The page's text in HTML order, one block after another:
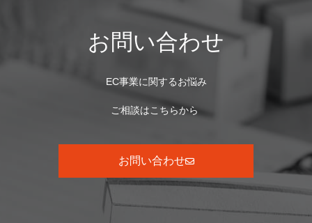
お問い合わせ
EC事業に関するお悩み
ご相談はこちらから
お問い合わせ